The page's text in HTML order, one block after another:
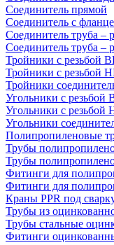
Соединитель прямой
Соединитель с
Соединитель труба –
Соединитель труба –
Тройники с резьбой
Тройники с резьбой
Тройники
Угольники с резьбой
Угольники с резьбой
Угольники
Полипропиленовые
Трубы
Трубы
Фитинги для
Фитинги для
Краны PPR под
Трубы из
Трубы стальные
Фитинги